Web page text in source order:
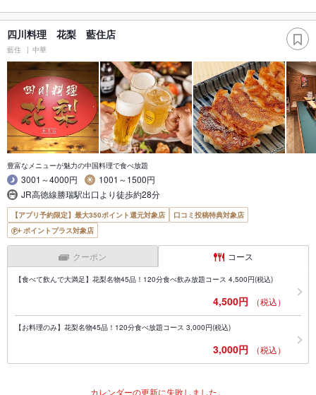
四川料理 花梨 藍住店
藍住 中華
豊富なメニューが魅力の中国料理で食べ放題
3001～4000円
1001～1500円
JR高徳線勝瑞駅出口より徒歩約28分
【アプリ予約限定】最大350ポイント還元対象店
口コミ投稿特典対象店
ポイントプラス対象店
クーポン コース
【食べて飲んで大満足】花梨名物45品！120分食べ飲み放題コース 4,500円(税込)
4,500円 （税込）
【お料理のみ】花梨名物45品！120分食べ放題コース 3,000円(税込)
3,000円 （税込）
カレンダーの更新に失敗しました。